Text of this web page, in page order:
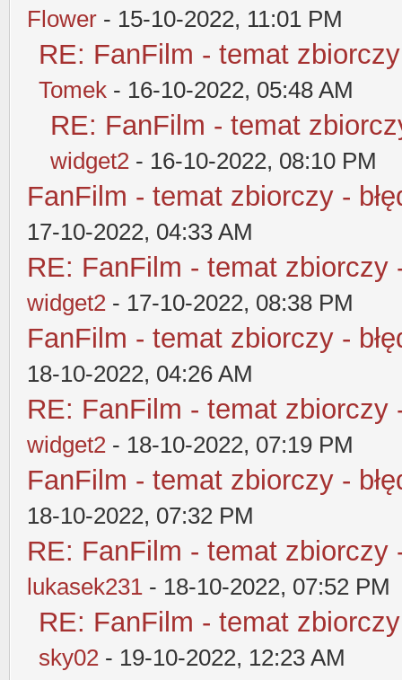
Flower - 15-10-2022, 11:01 PM
RE: FanFilm - temat
Tomek - 16-10-2022, 05:48 AM
RE: FanFilm - temat
widget2 - 16-10-2022, 08:10 PM
FanFilm - temat zbiorczy -
17-10-2022, 04:33 AM
RE: FanFilm - temat zbiorczy
widget2 - 17-10-2022, 08:38 PM
FanFilm - temat zbiorczy -
18-10-2022, 04:26 AM
RE: FanFilm - temat zbiorczy
widget2 - 18-10-2022, 07:19 PM
FanFilm - temat zbiorczy -
18-10-2022, 07:32 PM
RE: FanFilm - temat zbiorczy
lukasek231 - 18-10-2022, 07:52 PM
RE: FanFilm - temat
sky02 - 19-10-2022, 12:23 AM